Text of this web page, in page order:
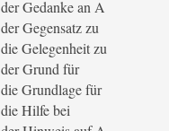
der Gedanke an A
der Gegensatz zu
die Gelegenheit zu
der Grund für
die Grundlage für
die Hilfe bei